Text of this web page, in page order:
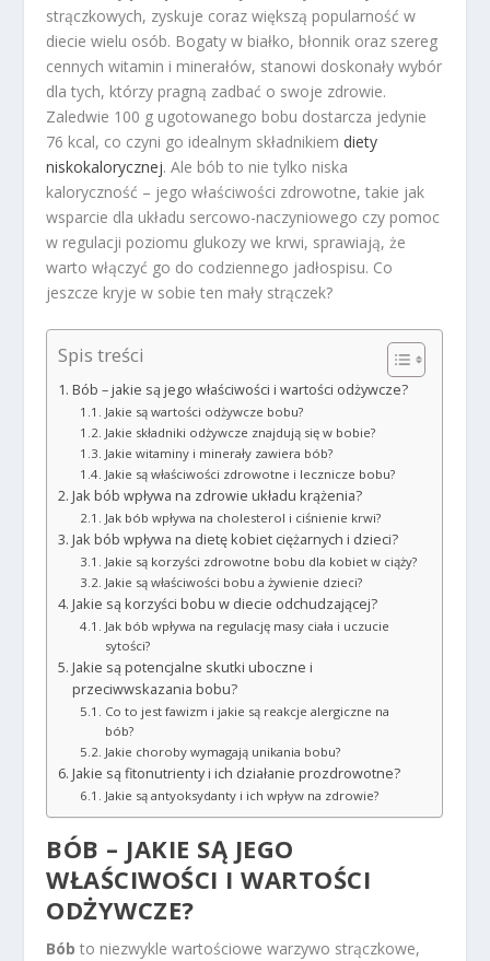
strączkowych, zyskuje coraz większą popularność w
diecie wielu osób. Bogaty w białko, błonnik oraz szereg
cennych witamin i minerałów, stanowi doskonały wybór
dla tych, którzy pragną zadbać o swoje zdrowie.
Zaledwie 100 g ugotowanego bobu dostarcza jedynie
76 kcal, co czyni go idealnym składnikiem diety
niskokalorycznej. Ale bób to nie tylko niska
kaloryczność – jego właściwości zdrowotne, takie jak
wsparcie dla układu sercowo-naczyniowego czy pomoc
w regulacji poziomu glukozy we krwi, sprawiają, że
warto włączyć go do codziennego jadłospisu. Co
jeszcze kryje w sobie ten mały strączek?
Spis treści
Bób – jakie są jego właściwości i wartości odżywcze?
Jakie są wartości odżywcze bobu?
Jakie składniki odżywcze znajdują się w bobie?
Jakie witaminy i minerały zawiera bób?
Jakie są właściwości zdrowotne i lecznicze bobu?
Jak bób wpływa na zdrowie układu krążenia?
Jak bób wpływa na cholesterol i ciśnienie krwi?
Jak bób wpływa na dietę kobiet ciężarnych i dzieci?
Jakie są korzyści zdrowotne bobu dla kobiet w ciąży?
Jakie są właściwości bobu a żywienie dzieci?
Jakie są korzyści bobu w diecie odchudzającej?
Jak bób wpływa na regulację masy ciała i uczucie
sytości?
Jakie są potencjalne skutki uboczne i
przeciwwskazania bobu?
Co to jest fawizm i jakie są reakcje alergiczne na
bób?
Jakie choroby wymagają unikania bobu?
Jakie są fitonutrienty i ich działanie prozdrowotne?
Jakie są antyoksydanty i ich wpływ na zdrowie?
BÓB – JAKIE SĄ JEGO
WŁAŚCIWOŚCI I WARTOŚCI
ODŻYWCZE?
Bób to niezwykle wartościowe warzywo strączkowe,